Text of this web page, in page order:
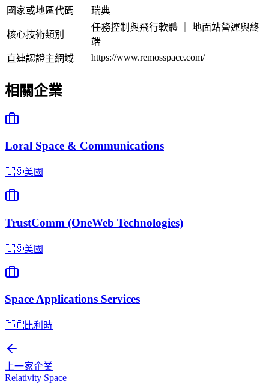
國家或地區代碼 瑞典
核心技術類別
任務控制與飛行軟體 ｜ 地面站營運與終
端
直連認證主網域
https://www.remosspace.com/
相關企業
Loral Space & Communications
🇺🇸美國
TrustComm (OneWeb Technologies)
🇺🇸美國
Space Applications Services
🇧🇪比利時
上一家企業
Relativity Space